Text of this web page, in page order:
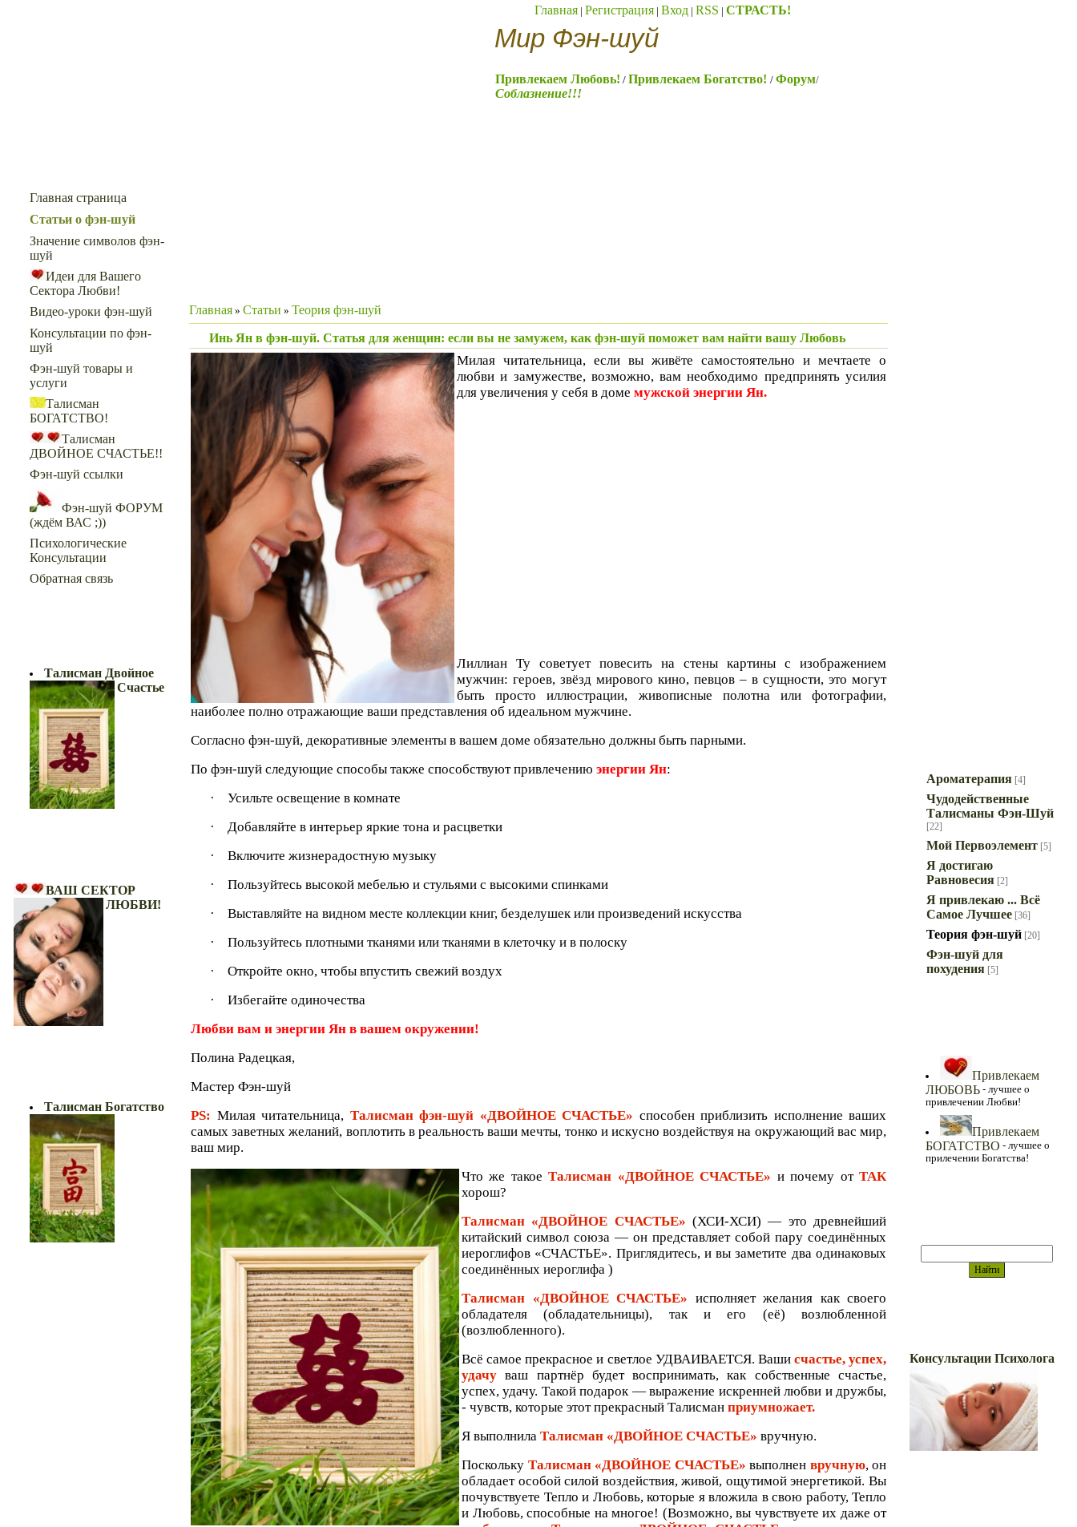
Главная | Регистрация | Вход | RSS | СТРАСТЬ!
Мир Фэн-шуй
Привлекаем Любовь! / Привлекаем Богатство! / Форум/
Соблазнение!!!
Главная страница
Статьи о фэн-шуй
Значение символов фэн-
шуй
Идеи для Вашего
Сектора Любви!
Видео-уроки фэн-шуй
Консультации по фэн-
шуй
Фэн-шуй товары и
услуги
Талисман
БОГАТСТВО!
Талисман
ДВОЙНОЕ СЧАСТЬЕ!!
Фэн-шуй ссылки
Фэн-шуй ФОРУМ
(ждём ВАС ;))
Психологические
Консультации
Обратная связь
Талисман Двойное
Счастье
ВАШ СЕКТОР
ЛЮБВИ!
Талисман Богатство
Главная » Статьи » Теория фэн-шуй
Инь Ян в фэн-шуй. Статья для женщин: если вы не замужем, как фэн-шуй поможет вам найти вашу Любовь
Милая читательница, если вы живёте самостоятельно и мечтаете о
любви и замужестве, возможно, вам необходимо предпринять усилия
для увеличения у себя в доме мужской энергии Ян.
Лиллиан Ту советует повесить на стены картины с изображением
мужчин: героев, звёзд мирового кино, певцов – в сущности, это могут
быть просто иллюстрации, живописные полотна или фотографии,
наиболее полно отражающие ваши представления об идеальном мужчине.
Согласно фэн-шуй, декоративные элементы в вашем доме обязательно должны быть парными.
По фэн-шуй следующие способы также способствуют привлечению энергии Ян:
·
Усильте освещение в комнате
·
Добавляйте в интерьер яркие тона и расцветки
·
Включите жизнерадостную музыку
·
Пользуйтесь высокой мебелью и стульями с высокими спинками
·
Выставляйте на видном месте коллекции книг, безделушек или произведений искусства
·
Пользуйтесь плотными тканями или тканями в клеточку и в полоску
·
Откройте окно, чтобы впустить свежий воздух
·
Избегайте одиночества
Любви вам и энергии Ян в вашем окружении!
Полина Радецкая,
Мастер Фэн-шуй
PS: Милая читательница, Талисман фэн-шуй «ДВОЙНОЕ СЧАСТЬЕ» способен приблизить исполнение ваших
самых заветных желаний, воплотить в реальность ваши мечты, тонко и искусно воздействуя на окружающий вас мир,
ваш мир.
Что же такоеТалисман «ДВОЙНОЕ СЧАСТЬЕ» и почему отТАК
хорош?
Талисман «ДВОЙНОЕ СЧАСТЬЕ» (ХСИ-ХСИ) — это древнейший
китайский символ союза — он представляет собой пару соединённых
иероглифов «СЧАСТЬЕ». Приглядитесь, и вы заметите два одинаковых
соединённых иероглифа )
Талисман «ДВОЙНОЕ СЧАСТЬЕ» исполняет желания как своего
обладателя (обладательницы), так и его (её) возлюбленной
(возлюбленного).
Всё самое прекрасное и светлое УДВАИВАЕТСЯ. Ваши счастье, успех,
удачу ваш партнёр будет воспринимать, как собственные счастье,
успех, удачу. Такой подарок — выражение искренней любви и дружбы,
- чувств, которые этот прекрасный Талисман приумножает.
Я выполнила Талисман «ДВОЙНОЕ СЧАСТЬЕ» вручную.
Поскольку Талисман «ДВОЙНОЕ СЧАСТЬЕ» выполнен вручную, он
обладает особой силой воздействия, живой, ощутимой энергетикой. Вы
почувствуете Тепло и Любовь, которые я вложила в свою работу, Тепло
и Любовь, способные на многое! (Возможно, вы чувствуете их даже от
Ароматерапия [4]
Чудодейственные
Талисманы Фэн-Шуй
[22]
Мой Первоэлемент [5]
Я достигаю
Равновесия [2]
Я привлекаю ... Всё
Самое Лучшее [36]
Теория фэн-шуй [20]
Фэн-шуй для
похудения [5]
Привлекаем
ЛЮБОВЬ - лучшее о
привлечении Любви!
Привлекаем
БОГАТСТВО - лучшее о
прилечении Богатства!
Консультации Психолога